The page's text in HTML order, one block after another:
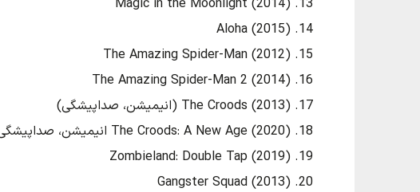
Magic in the Moonlight (2014)
Aloha (2015)
The Amazing Spider-Man (2012)
The Amazing Spider-Man 2 (2014)
The Croods (2013) (انیمیشن، صداپیشگی)
The Croods: A New Age (2020) انیمیشن، صداپیشگی
Zombieland: Double Tap (2019)
Gangster Squad (2013)